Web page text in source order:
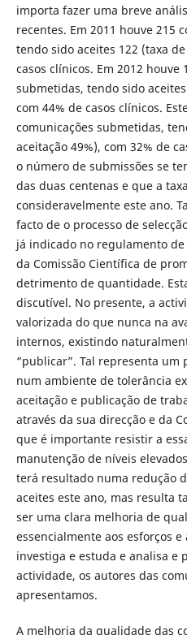
importa fazer uma breve
recentes. Em 2011 houve 215
tendo sido aceites 122 (taxa
casos clínicos. Em 2012 houve
submetidas, tendo sido
com 44% de casos clínicos.
comunicações submetidas,
aceitação 49%), com 32% de
o número de submissões se
das duas centenas e que a
consideravelmente este ano.
facto de o processo de
já indicado no regulamento
da Comissão Científica de
detrimento de quantidade.
discutível. No presente, a
valorizada do que nunca na
internos, existindo
“publicar”. Tal representa
num ambiente de tolerância
aceitação e publicação de
através da sua direcção e da
que é importante resistir a
manutenção de níveis
terá resultado numa redução
aceites este ano, mas resulta
ser uma clara melhoria de
essencialmente aos esforços
investiga e estuda e analisa e
actividade, os autores das
apresentamos.
A melhoria da qualidade das